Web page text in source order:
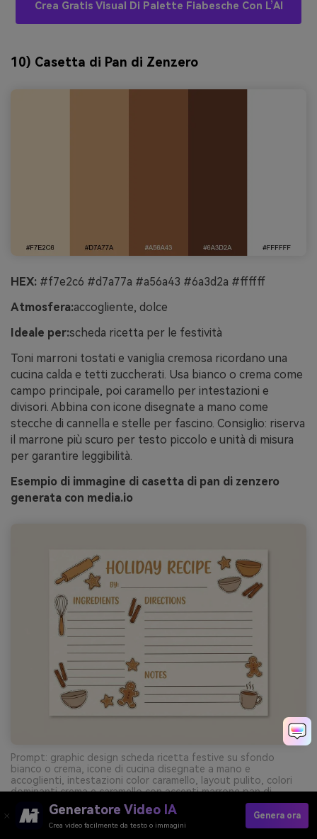
Crea Gratis Visual Di Palette Fiabesche Con L’AI
10) Casetta di Pan di Zenzero
HEX: #f7e2c6 #d7a77a #a56a43 #6a3d2a #ffffff
Atmosfera:accogliente, dolce
Ideale per:scheda ricetta per le festività
Toni marroni tostati e vaniglia cremosa ricordano una
cucina calda e tetti zuccherati. Usa bianco o crema come
campo principale, poi caramello per intestazioni e
divisori. Abbina con icone disegnate a mano come
stecche di cannella e stelle per fascino. Consiglio: riserva
il marrone più scuro per testo piccolo e unità di misura
per garantire leggibilità.
Esempio di immagine di casetta di pan di zenzero
generata con media.io
Prompt: graphic design scheda ricetta festive su sfondo
bianco o crema, icone di cucina disegnate a mano e
accoglienti, intestazioni color caramello, layout pulito, colori
dominanti crema e caramello con accenti marrone pan di
zenzero, senza mani, senza tavolo --ar 4:3
Generatore Video IA
Crea video facilmente da testo o immagini
Genera ora